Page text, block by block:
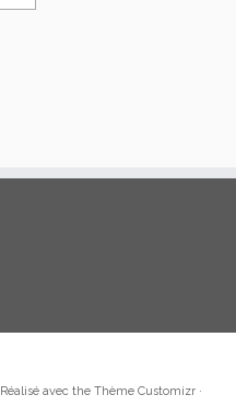
Réalisé avec the Thème Customizr·